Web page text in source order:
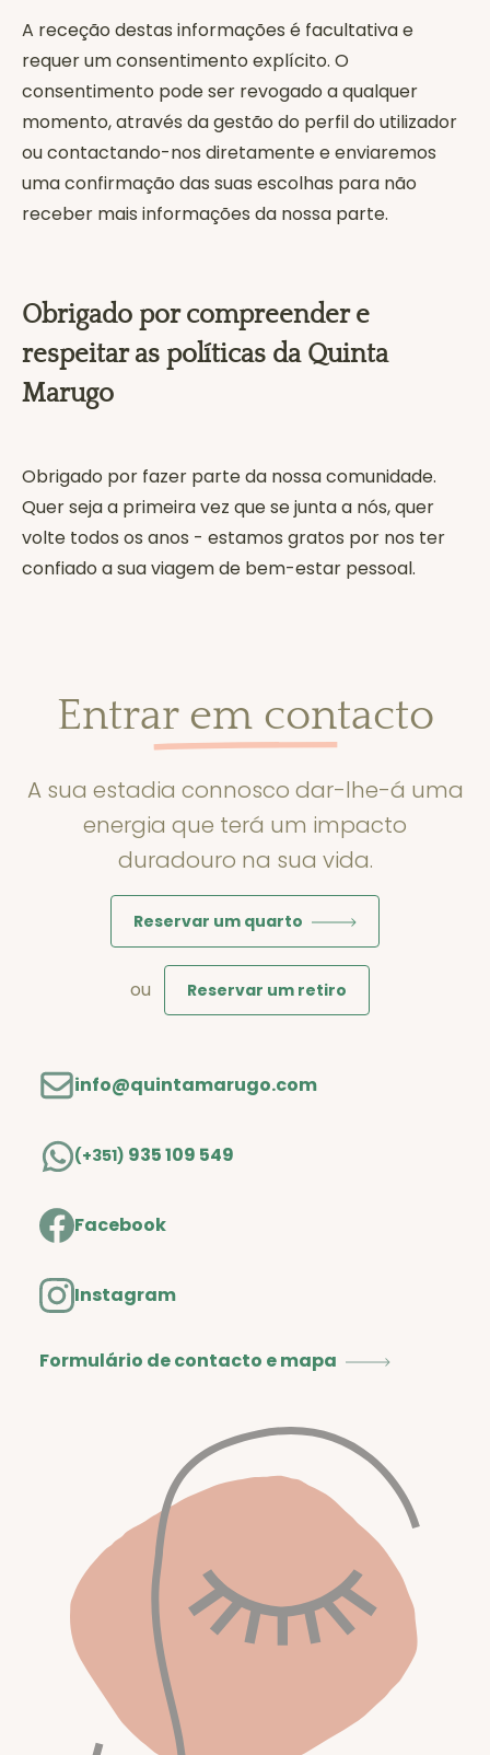
A receção destas informações é facultativa e
requer um consentimento explícito. O
consentimento pode ser revogado a qualquer
momento, através da gestão do perfil do utilizador
ou contactando-nos diretamente e enviaremos
uma confirmação das suas escolhas para não
receber mais informações da nossa parte.
Obrigado por compreender e
respeitar as políticas da Quinta
Marugo
Obrigado por fazer parte da nossa comunidade.
Quer seja a primeira vez que se junta a nós, quer
volte todos os anos - estamos gratos por nos ter
confiado a sua viagem de bem-estar pessoal.
Entrar em contacto
A sua estadia connosco dar-lhe-á uma
energia que terá um impacto
duradouro na sua vida.
Reservar um quarto
ou Reservar um retiro
info@quintamarugo.com
(+351) 935 109 549
Facebook
Instagram
Formulário de contacto e mapa